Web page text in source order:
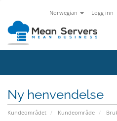
Norwegian Logg inn
Ny henvendelse
Kundeområdet Kundeområde